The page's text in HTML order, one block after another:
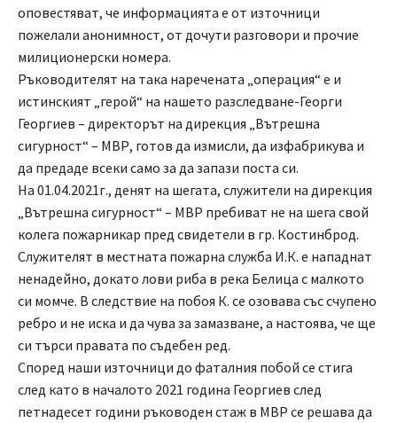
оповестяват, че информацията е от източници
пожелали анонимност, от дочути разговори и прочие
милиционерски номера.
Ръководителят на така наречената „операция“ е и
истинският „герой“ на нашето разследване-Георги
Георгиев – директорът на дирекция „Вътрешна
сигурност“ – МВР, готов да измисли, да изфабрикува и
да предаде всеки само за да запази поста си.
На 01.04.2021г., денят на шегата, служители на дирекция
„Вътрешна сигурност“ – МВР пребиват не на шега свой
колега пожарникар пред свидетели в гр. Костинброд.
Служителят в местната пожарна служба И.К. е нападнат
ненадейно, докато лови риба в река Белица с малкото
си момче. В следствие на побоя К. се озовава със счупено
ребро и не иска и да чува за замазване, а настоява, че ще
си търси правата по съдебен ред.
Според наши източници до фаталния побой се стига
след като в началото 2021 година Георгиев след
петнадесет години ръководен стаж в МВР се решава да